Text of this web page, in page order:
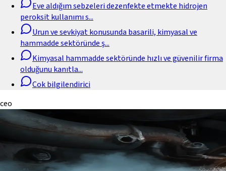
Eve aldığım sebzeleri dezenfekte etmekte hidrojen
peroksit kullanımı s...
Urun ve sevkiyat konusunda basarili, kimyasal ve
hammadde sektöründe ş...
Kimyasal hammadde sektöründe hızlı ve güvenilir firma
olduğunu kanıtla...
Cok bilgilendirici
ceo